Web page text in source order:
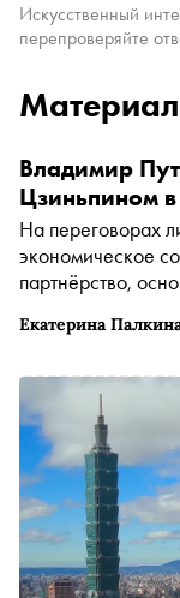
Искусственный
перепроверяйте
Екатерина
Владимир
Цзиньпином
На переговорах
экономическое
партнёрство,